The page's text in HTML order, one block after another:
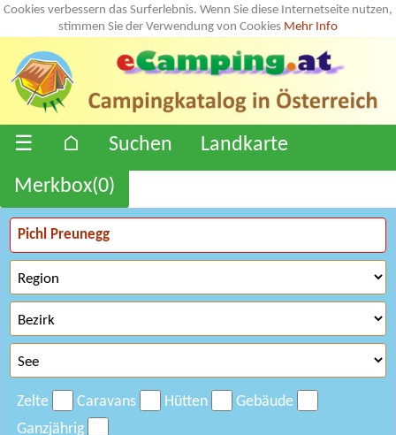
Cookies verbessern das Surferlebnis. Wenn Sie diese Internetseite nutzen,
stimmen Sie der Verwendung von Cookies Mehr Info
☰ ⌂ Suchen
Landkarte
Merkbox(0)
Zelte Caravans Hütten
Gebäude
Ganzjährig